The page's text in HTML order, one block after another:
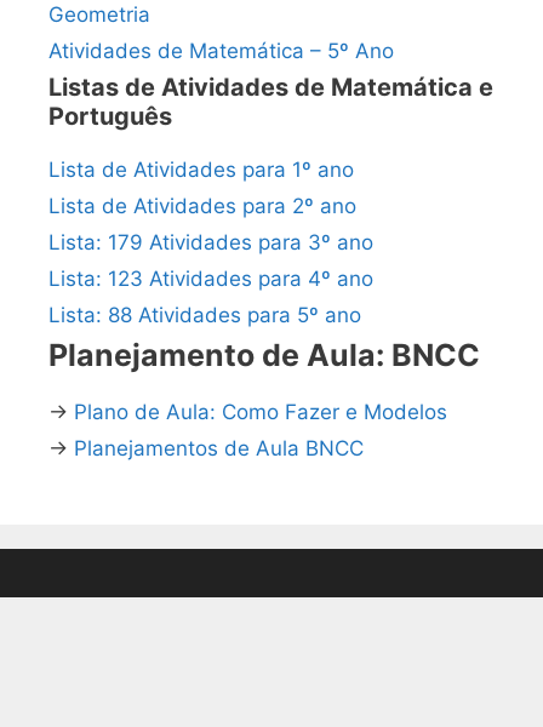
Geometria
Atividades de Matemática – 5º Ano
Listas de Atividades de Matemática e
Português
Lista de Atividades para 1º ano
Lista de Atividades para 2º ano
Lista: 179 Atividades para 3º ano
Lista: 123 Atividades para 4º ano
Lista: 88 Atividades para 5º ano
Planejamento de Aula: BNCC
→ Plano de Aula: Como Fazer e Modelos
→ Planejamentos de Aula BNCC